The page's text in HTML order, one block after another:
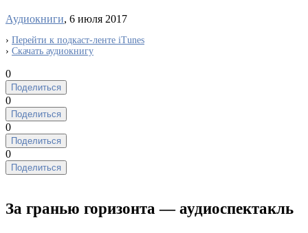
Аудиокниги, 6 июля 2017
› Перейти к подкаст-ленте iTunes
› Скачать аудиокнигу
0
Поделиться
0
Поделиться
0
Поделиться
0
Поделиться
За гранью горизонта — аудиоспектакль